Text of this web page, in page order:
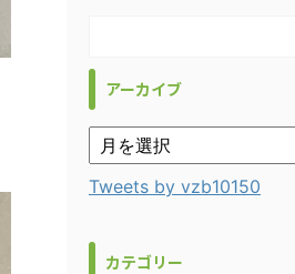
アーカイブ
Tweets by vzb10150
カテゴリー